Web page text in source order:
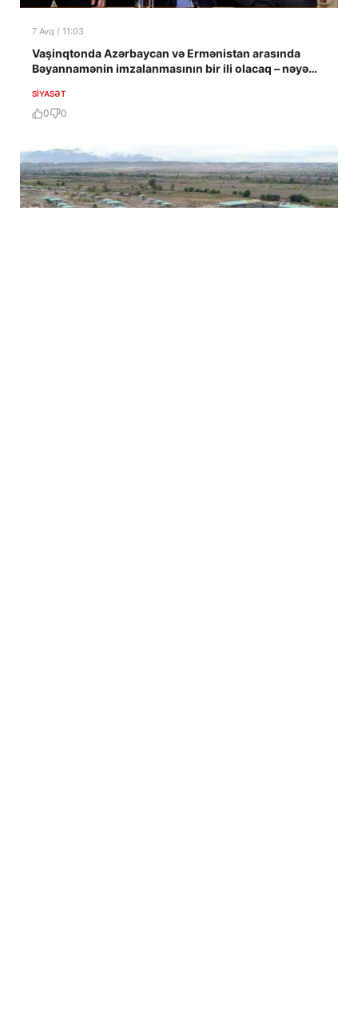
7 Avq / 11:03
Vaşinqtonda Azərbaycan və Ermənistan arasında
Bəyannamənin imzalanmasının bir ili olacaq – nəyə
SIYASƏT
0 0